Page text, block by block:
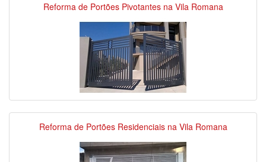
Reforma de Portões Pivotantes na Vila Romana
Reforma de Portões Residenciais na Vila Romana